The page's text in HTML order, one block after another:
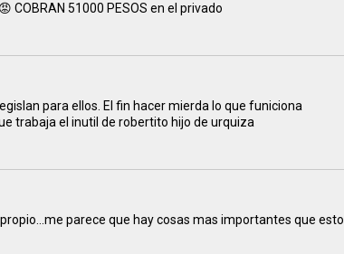
COBRAN 51000 PESOS en el privado
para ellos. El fin hacer mierda lo que funiciona
trabaja el inutil de robertito hijo de urquiza
parece que hay cosas mas importantes que esto